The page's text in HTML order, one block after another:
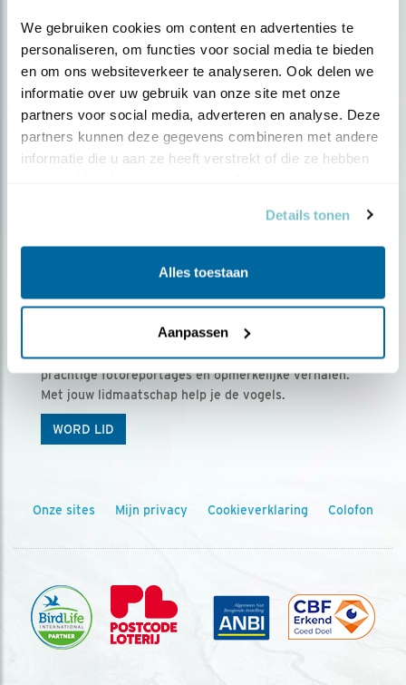
We gebruiken cookies om content en advertenties te
personaliseren, om functies voor social media te bieden
en om ons websiteverkeer te analyseren. Ook delen we
informatie over uw gebruik van onze site met onze
partners voor social media, adverteren en analyse. Deze
partners kunnen deze gegevens combineren met andere
informatie die u aan ze heeft verstrekt of die ze hebben
Details tonen
Alles toestaan
Aanpassen
Ontvang 5 x Vogels voor € 36,00 per jaar
Vogels is het tijdschrift voor onze leden, met
prachtige fotoreportages en opmerkelijke verhalen.
Met jouw lidmaatschap help je de vogels.
WORD LID
Onze sites Mijn privacy Cookieverklaring Colofon